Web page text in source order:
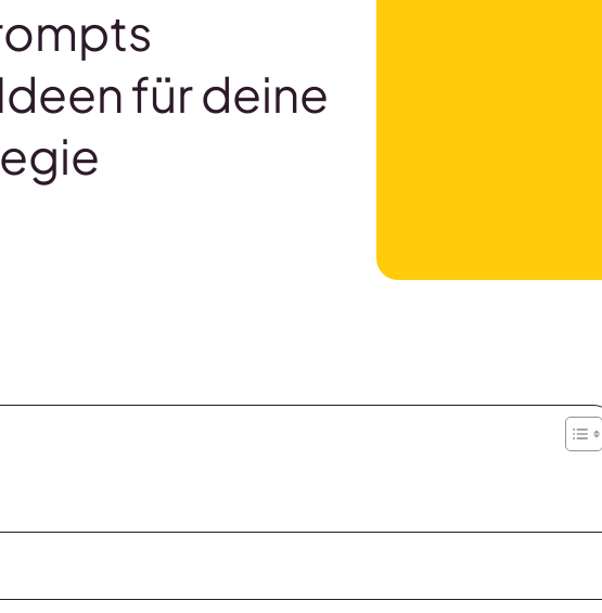
für deine